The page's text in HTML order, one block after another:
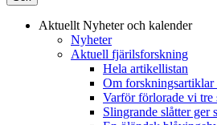
Aktuellt Nyheter och kalender
Nyheter
Aktuell fjärilsforskning
Hela artikellistan
Om forskningsartiklar
Varför förlorade vi tre
Slingrande slåtter ger